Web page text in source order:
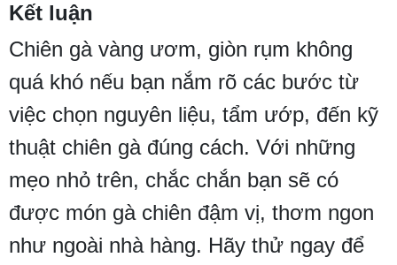
Kết luận
Chiên gà vàng ươm, giòn rụm không
quá khó nếu bạn nắm rõ các bước từ
việc chọn nguyên liệu, tẩm ướp, đến kỹ
thuật chiên gà đúng cách. Với những
mẹo nhỏ trên, chắc chắn bạn sẽ có
được món gà chiên đậm vị, thơm ngon
như ngoài nhà hàng. Hãy thử ngay để